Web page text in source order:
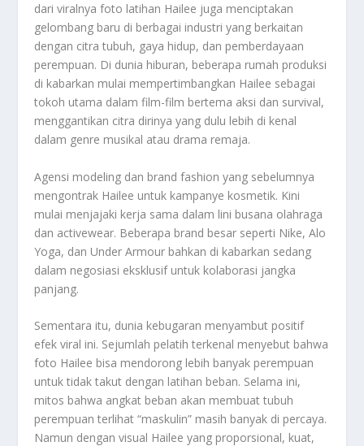
dari viralnya foto latihan Hailee juga menciptakan
gelombang baru di berbagai industri yang berkaitan
dengan citra tubuh, gaya hidup, dan pemberdayaan
perempuan. Di dunia hiburan, beberapa rumah produksi
di kabarkan mulai mempertimbangkan Hailee sebagai
tokoh utama dalam film-film bertema aksi dan survival,
menggantikan citra dirinya yang dulu lebih di kenal
dalam genre musikal atau drama remaja.
Agensi modeling dan brand fashion yang sebelumnya
mengontrak Hailee untuk kampanye kosmetik. Kini
mulai menjajaki kerja sama dalam lini busana olahraga
dan activewear. Beberapa brand besar seperti Nike, Alo
Yoga, dan Under Armour bahkan di kabarkan sedang
dalam negosiasi eksklusif untuk kolaborasi jangka
panjang.
Sementara itu, dunia kebugaran menyambut positif
efek viral ini. Sejumlah pelatih terkenal menyebut bahwa
foto Hailee bisa mendorong lebih banyak perempuan
untuk tidak takut dengan latihan beban. Selama ini,
mitos bahwa angkat beban akan membuat tubuh
perempuan terlihat “maskulin” masih banyak di percaya.
Namun dengan visual Hailee yang proporsional, kuat,